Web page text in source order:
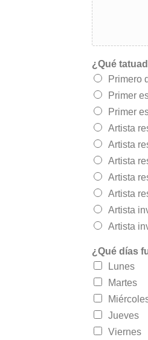
¿Qué
Primero
Primer
Primer
Artista
Artista
Artista
Artista
Artista
Artista
Artista
¿Qué días
Lunes
Martes
Jueves
Viernes